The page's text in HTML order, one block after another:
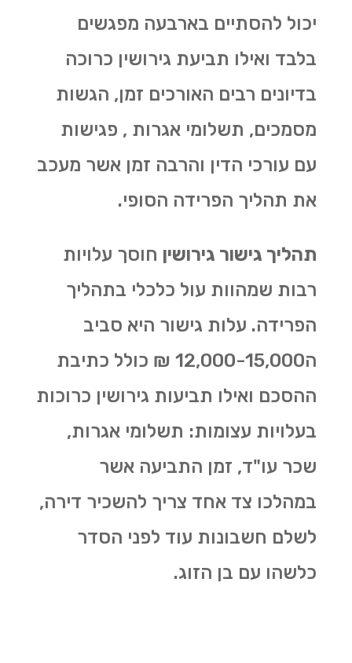
יכול להסתיים בארבעה מפגשים
בלבד ואילו תביעת גירושין כרוכה
בדיונים רבים האורכים זמן, הגשות
מסמכים, תשלומי אגרות , פגישות
עם עורכי הדין והרבה זמן אשר מעכב
את תהליך הפרידה הסופי.
תהליך גישור גירושין חוסך עלויות
רבות שמהוות עול כלכלי בתהליך
הפרידה. עלות גישור היא סביב
ה12,000-15,000 ₪ כולל כתיבת
ההסכם ואילו תביעות גירושין כרוכות
בעלויות עצומות: תשלומי אגרות,
שכר עו"ד, זמן התביעה אשר
במהלכו צד אחד צריך להשכיר דירה,
לשלם חשבונות עוד לפני הסדר
כלשהו עם בן הזוג.